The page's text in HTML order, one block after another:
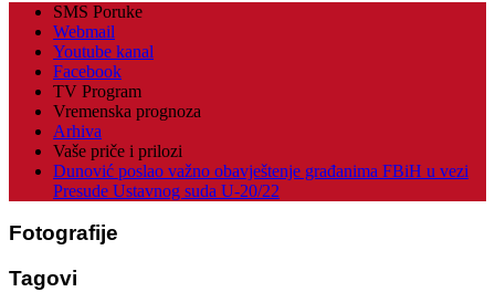
SMS Poruke
Webmail
Youtube kanal
Facebook
TV Program
Vremenska prognoza
Arhiva
Vaše priče i prilozi
Dunović poslao važno obavještenje građanima FBiH u vezi
Presude Ustavnog suda U-20/22
Fotografije
Tagovi